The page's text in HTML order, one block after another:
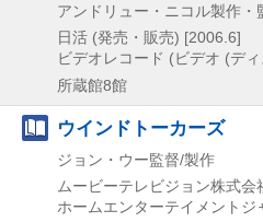
アンドリュー・ニコル製作・
日活 (発売・販売) [2006.6]
ビデオレコード (ビデオ (デ
所蔵館8館
ウインドトーカーズ
ジョン・ウー監督/製作
ムービーテレビジョン株式
ホームエンターテイメント